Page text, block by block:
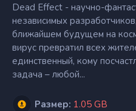
Dead Effect - научно-
независимых
ближайшем будущем на
вирус превратил всех
единственный, кому
задача – любой...
Размер: 1.05 GB